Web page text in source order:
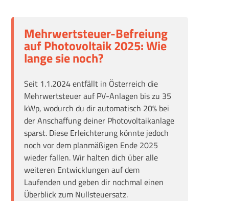
Mehrwertsteuer-Befreiung
auf Photovoltaik 2025: Wie
lange sie noch?
Seit 1.1.2024entfällt in Österreichdie
Mehrwertsteuerauf PV-Anlagen bis zu 35
kWp, wodurchdu dir automatisch 20% bei
derAnschaffung deiner Photovoltaikanlage
sparst. Diese Erleichterung könnte jedoch
noch vor dem planmäßigen Ende 2025
wieder fallen. Wir halten dich über alle
weiteren Entwicklungen auf dem
Laufenden und geben dir nochmal einen
Überblick zum Nullsteuersatz.